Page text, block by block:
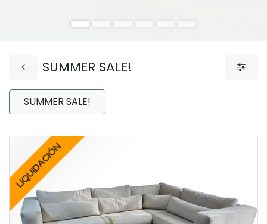
SUMMER SALE!
SUMMER SALE!
LIQUIDACIÓN